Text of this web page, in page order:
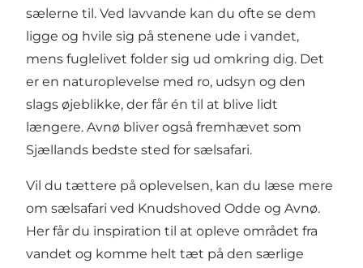
sælerne til. Ved lavvande kan du ofte se dem
ligge og hvile sig på stenene ude i vandet,
mens fuglelivet folder sig ud omkring dig. Det
er en naturoplevelse med ro, udsyn og den
slags øjeblikke, der får én til at blive lidt
længere. Avnø bliver også fremhævet som
Sjællands bedste sted for sælsafari.
Vil du tættere på oplevelsen, kan du læse mere
om sælsafari ved Knudshoved Odde og Avnø.
Her får du inspiration til at opleve området fra
vandet og komme helt tæt på den særlige